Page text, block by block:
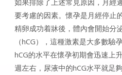
要考慮的因素。懷孕是月經停止
精卵成功着牀後，體內會開始分
（hCG），這種激素是大多數驗
hCG的水平在懷孕初期會迅速上
週左右，尿液中的hCG水平就足